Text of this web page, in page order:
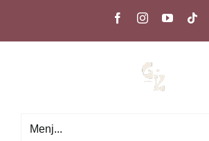
FacebookInstagramYouTube
Menj...